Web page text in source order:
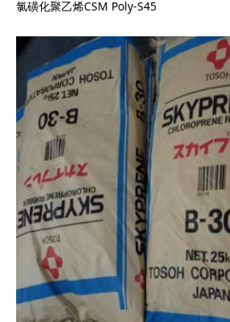
氯磺化聚乙烯CSM Poly-S45